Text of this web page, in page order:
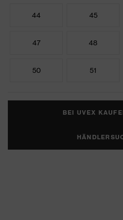
44 45
47 48
50 51
BEI UVEX